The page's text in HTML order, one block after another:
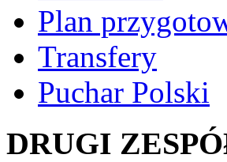
Plan
Transfery
Puchar Polski
DRUGI